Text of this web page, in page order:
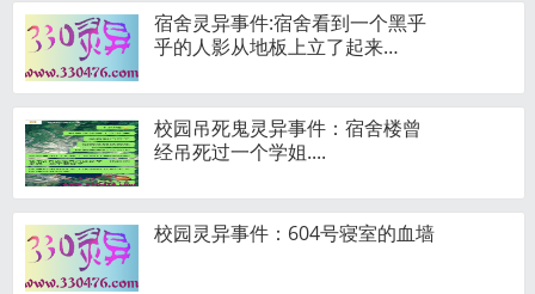
宿舍灵异事件:宿舍看到一个黑乎
乎的人影从地板上立了起来…
校园吊死鬼灵异事件：宿舍楼曾
经吊死过一个学姐....
校园灵异事件：604号寝室的血墙